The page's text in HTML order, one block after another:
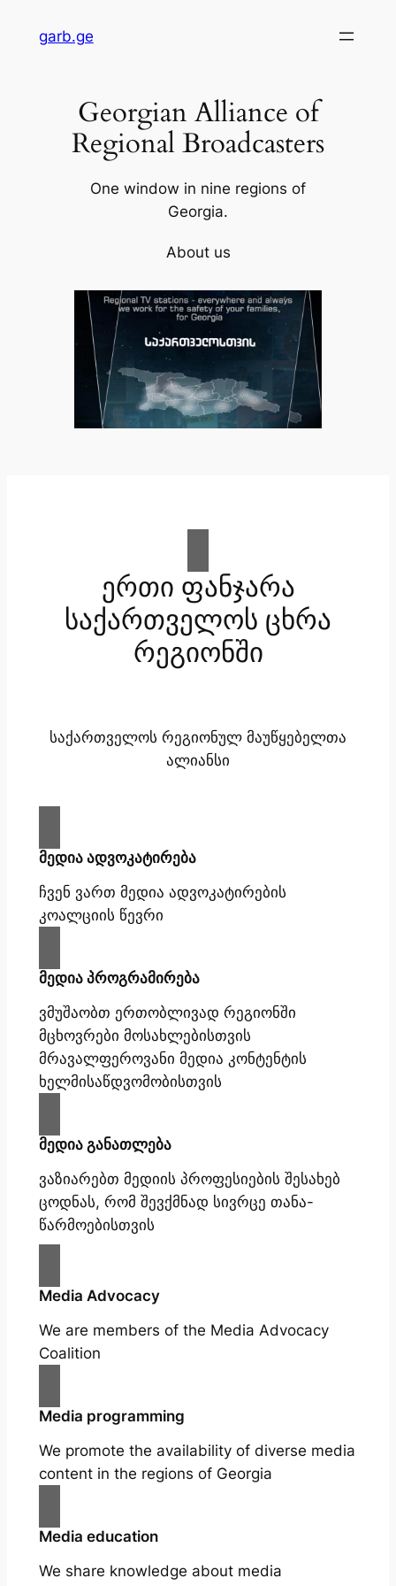
garb.ge
Georgian Alliance of
Regional Broadcasters
One window in nine regions of
Georgia.
About us
ერთი ფანჯარა
საქართველოს ცხრა
რეგიონში
საქართველოს რეგიონულ მაუწყებელთა
ალიანსი
მედია ადვოკატირება
ჩვენ ვართ მედია ადვოკატირების
კოალციის წევრი
მედია პროგრამირება
ვმუშაობთ ერთობლივად რეგიონში
მცხოვრები მოსახლებისთვის
მრავალფეროვანი მედია კონტენტის
ხელმისაწდვომობისთვის
მედია განათლება
ვაზიარებთ მედიის პროფესიების შესახებ
ცოდნას, რომ შევქმნად სივრცე თანა-
წარმოებისთვის
Media Advocacy
We are members of the Media Advocacy
Coalition
Media programming
We promote the availability of diverse media
content in the regions of Georgia
Media education
We share knowledge about media